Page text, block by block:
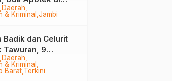
Daerah
& Kriminal Jambi
Barat Disegel
Daerah
& Kriminal
Barat Terkini
Badik dan Celurit
Tawuran, 9
Geng Motor di
Barat Diringkus